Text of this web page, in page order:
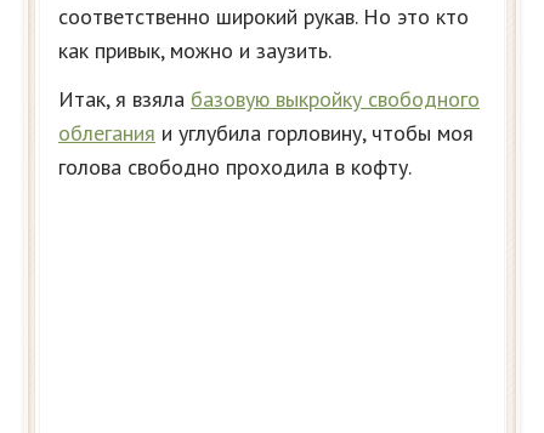
соответственно широкий рукав. Но это кто
как привык, можно и заузить.
Итак, я взяла базовую выкройку свободного
облегания и углубила горловину, чтобы моя
голова свободно проходила в кофту.